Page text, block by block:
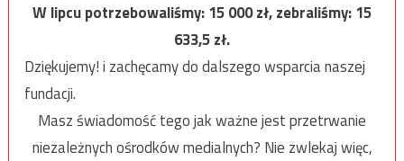
W lipcu potrzebowaliśmy:15 000zł, zebraliśmy:15
633,5zł.
Dziękujemy! i zachęcamy do dalszego wsparcia naszej
fundacji.
Masz świadomość tego jak ważne jest przetrwanie
niezależnych ośrodków medialnych? Nie zwlekaj więc,